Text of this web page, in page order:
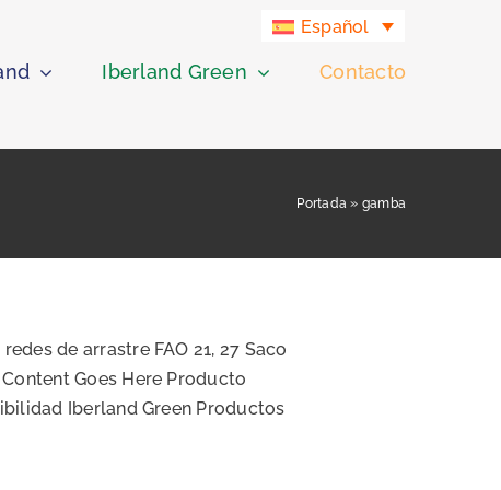
Español
Iberland Green Contacto
Portada » gamba
de arrastre FAO 21, 27 Saco
Goes Here Producto
Iberland Green Productos